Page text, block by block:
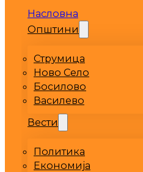
Насловна
Општини
Струмица
Ново Село
Босилово
Василево
Вести
Политика
Економија